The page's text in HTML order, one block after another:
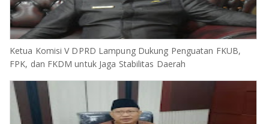
Ketua Komisi V DPRD Lampung Dukung Penguatan FKUB,
FPK, dan FKDM untuk Jaga Stabilitas Daerah